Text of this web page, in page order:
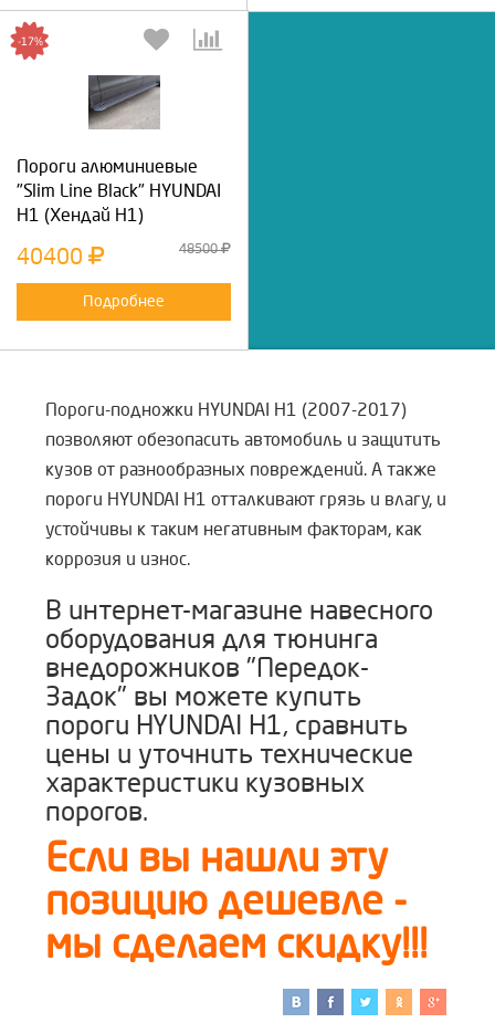
Пороги алюминиевые
"Slim Line Black" HYUNDAI
Н1 (Хендай Н1)
-17%
40400 48500
Подробнее
Пороги-подножки HYUNDAI H1 (2007-2017)
позволяют обезопасить автомобиль и защитить
кузов от разнообразных повреждений. А также
пороги HYUNDAI H1 отталкивают грязь и влагу, и
устойчивы к таким негативным факторам, как
коррозия и износ.
В интернет-магазине навесного
оборудования для тюнинга
внедорожников "Передок-
Задок" вы можете купить
пороги HYUNDAI H1, сравнить
цены и уточнить технические
характеристики кузовных
порогов.
Если вы нашли эту
позицию дешевле -
мы сделаем скидку!!!